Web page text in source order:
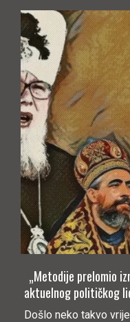
„Metodije prelomio
aktuelnog političkog
Došlo neko takvo